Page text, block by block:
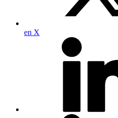
en X